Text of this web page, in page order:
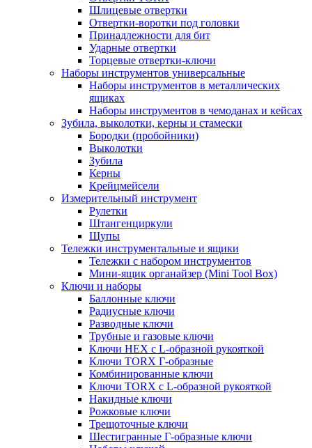
Шлицевые отвертки
Отвертки-воротки под головки
Принадлежности для бит
Ударные отвертки
Торцевые отвертки-ключи
Наборы инструментов универсальные
Наборы инструментов в металлических
ящиках
Наборы инструментов в чемоданах и кейсах
Зубила, выколотки, керны и стамески
Бородки (пробойники)
Выколотки
Зубила
Керны
Крейцмейсели
Измерительный инструмент
Рулетки
Штангенциркули
Щупы
Тележки инструментальные и ящики
Тележки с набором инструментов
Мини-ящик органайзер (Mini Tool Box)
Ключи и наборы
Баллонные ключи
Радиусные ключи
Разводные ключи
Трубные и газовые ключи
Ключи HEX с L-образной рукояткой
Ключи TORX Г-образные
Комбинированные ключи
Ключи TORX с L-образной рукояткой
Накидные ключи
Рожковые ключи
Трещоточные ключи
Шестигранные Г-образные ключи